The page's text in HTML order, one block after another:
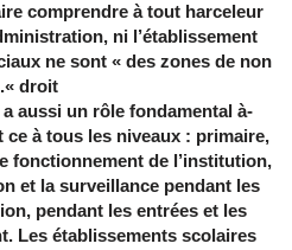
comprendre à tout harceleur
ni l’établissement
ne sont « des zones de non
droit ».
a aussi un rôle fondamental à
ce à tous les niveaux : primaire,
fonctionnement de l’institution,
et la surveillance pendant les
pendant les entrées et les
Les établissements scolaires